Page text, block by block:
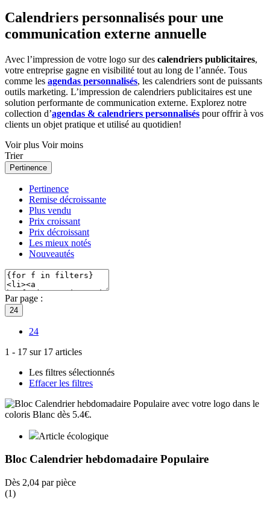
Calendriers personnalisés pour une
communication externe annuelle
Avec l’impression de votre logo sur des calendriers publicitaires,
votre entreprise gagne en visibilité tout au long de l’année. Tous
comme les agendas personnalisés, les calendriers sont de puissants
outils marketing. L’impression de calendriers publicitaires est une
solution performante de communication externe. Explorez notre
collection d’agendas & calendriers personnalisés pour offrir à vos
clients un objet pratique et utilisé au quotidien!
Voir plus Voir moins
Trier
Pertinence
Pertinence
Remise décroissante
Plus vendu
Prix croissant
Prix décroissant
Les mieux notés
Nouveautés
Par page :
24
24
1 - 17 sur 17 articles
Les filtres sélectionnés
Effacer les filtres
Article écologique
Bloc Calendrier hebdomadaire Populaire
Dès 2,04 par pièce
(1)